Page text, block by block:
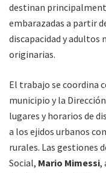
destinan
embarazadas a partir
discapacidad y
originarias.
El trabajo se coordina
municipio y la
lugares y horarios de
a los ejidos urbanos
rurales. Las gestiones
Social, Mario Mimessi,